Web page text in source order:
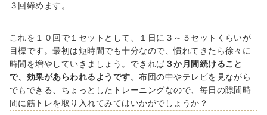
３回締めます。
これを１０回で１セットとして、１日に３～５セットくらいが
目標です。最初は短時間でも十分なので、慣れてきたら徐々に
時間を増やしていきましょう。できれば ３か月間続けること
で、効果があらわれるようです。布団の中やテレビを見ながら
でもできる、ちょっとしたトレーニングなので、毎日の隙間時
間に筋トレを取り入れてみてはいかがでしょうか？